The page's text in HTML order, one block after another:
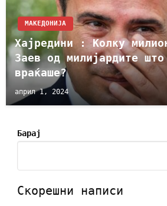
МАКЕДОНИЈА
Хајредини : Колку
Заев од милијардите
враќаше?
април 1, 2024
Барај
Скорешни написи